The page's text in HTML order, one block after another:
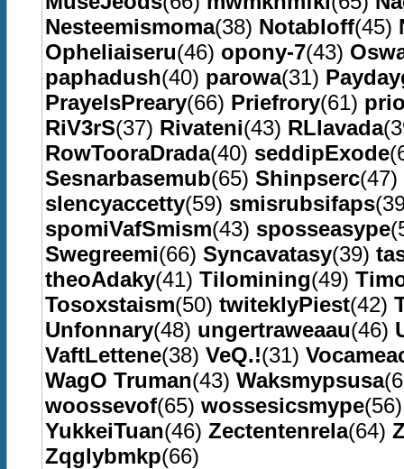
Nesteemismoma(38) Notabloff(45)
Opheliaiseru(46) opony-7(43)
paphadush(40) parowa(31)
PrayelsPreary(66) Priefrory(61)
RiV3rS(37) Rivateni(43) RLlavada
RowTooraDrada(40) seddipExode
Sesnarbasemub(65) Shinpserc(47)
slencyaccetty(59) smisrubsifaps
spomiVafSmism(43) sposseasype
Swegreemi(66) Syncavatasy(39)
theoAdaky(41) Tilomining(49)
Tosoxstaism(50) twiteklyPiest(42)
Unfonnary(48) ungertraweaau(46)
VaftLettene(38) VeQ.!(31)
WagO Truman(43) Waksmypsusa
woossevof(65) wossesicsmype
YukkeiTuan(46) Zectentenrela(64)
Zqglybmkp(66)